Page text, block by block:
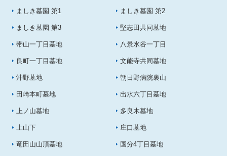
ましき墓園 第1 ましき墓園 第2
ましき墓園 第3 堅志田共同墓地
帯山一丁目墓地 八景水谷一丁目
良町一丁目墓地 文能寺共同墓地
沖野墓地 朝日野病院裏山
田崎本町墓地 出水六丁目墓地
上ノ山墓地 多良木墓地
上山下 庄口墓地
竜田山山頂墓地 国分4丁目墓地